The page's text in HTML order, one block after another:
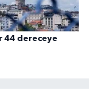
44 dereceye